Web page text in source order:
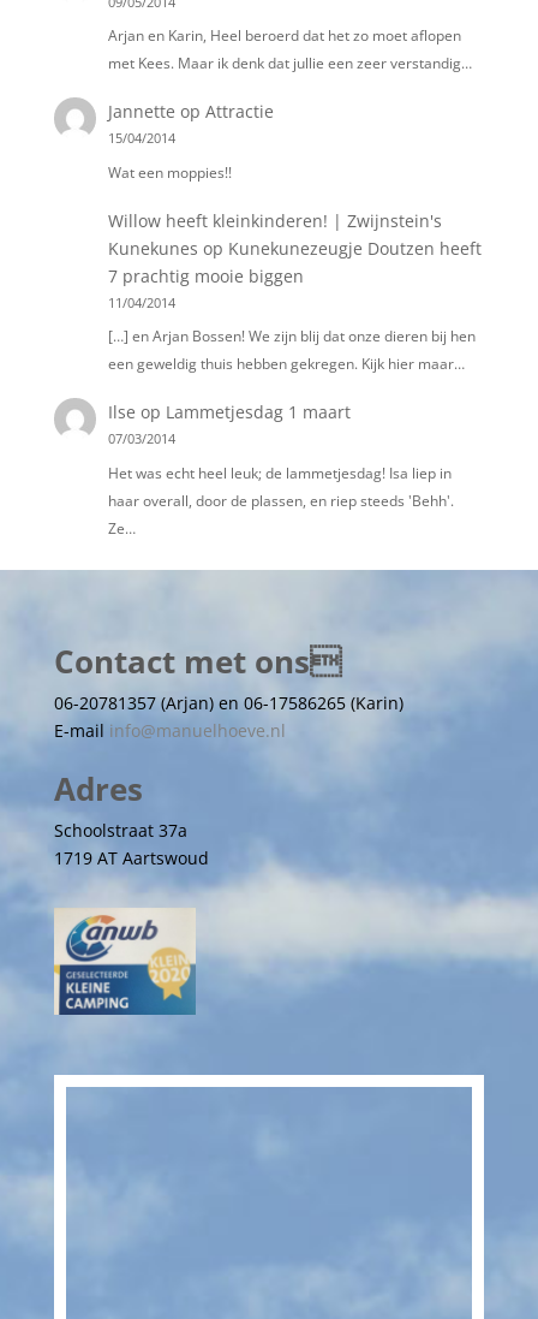
Arjan en Karin, Heel beroerd dat het zo moet aflopen
met Kees. Maar ik denk dat jullie een zeer verstandig…
Jannette opAttractie
15/04/2014
Wat een moppies!!
Willow heeft kleinkinderen! | Zwijnstein's
Kunekunes op Kunekunezeugje Doutzen heeft
7 prachtig mooie biggen
11/04/2014
[…] en Arjan Bossen! We zijn blij dat onze dieren bij hen
een geweldig thuis hebben gekregen. Kijk hier maar…
Ilse op Lammetjesdag 1 maart
07/03/2014
Het was echt heel leuk; de lammetjesdag! Isa liep in
haar overall, door de plassen, en riep steeds 'Behh'.
Ze…
Contact met ons
06-20781357 (Arjan) en 06-17586265 (Karin)
E-mail info@manuelhoeve.nl
Adres
Schoolstraat 37a
1719 AT Aartswoud